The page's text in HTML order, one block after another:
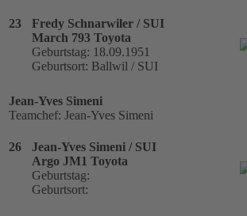
23
Fredy Schnarwiler / SUI
March 793 Toyota
Geburtstag: 18.09.1951
Geburtsort: Ballwil / SUI
Jean-Yves Simeni
Teamchef: Jean-Yves Simeni
26
Jean-Yves Simeni / SUI
Argo JM1 Toyota
Geburtstag:
Geburtsort: